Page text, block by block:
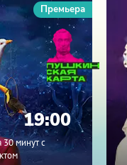
Премьера
19:00
30 минут с